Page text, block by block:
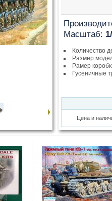
Масштаб:
Количество
Размер
Рамер
Гусеничные
Цена и